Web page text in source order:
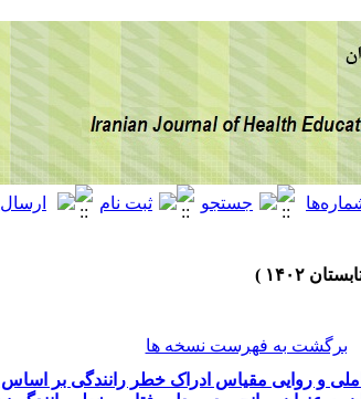
برگشت به فهرست نسخه ها
و روایی مقیاس ادراک خطر رانندگی بر اساس